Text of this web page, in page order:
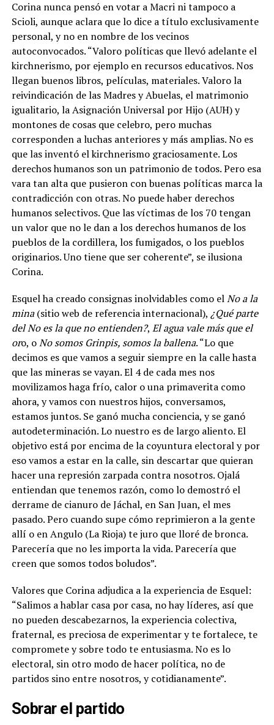
Corina nunca pensó en votar a Macri ni tampoco a
Scioli, aunque aclara que lo dice a título exclusivamente
personal, y no en nombre de los vecinos
autoconvocados. “Valoro políticas que llevó adelante el
kirchnerismo, por ejemplo en recursos educativos. Nos
llegan buenos libros, películas, materiales. Valoro la
reivindicación de las Madres y Abuelas, el matrimonio
igualitario, la Asignación Universal por Hijo (AUH) y
montones de cosas que celebro, pero muchas
corresponden a luchas anteriores y más amplias. No es
que las inventó el kirchnerismo graciosamente. Los
derechos humanos son un patrimonio de todos. Pero esa
vara tan alta que pusieron con buenas políticas marca la
contradicción con otras. No puede haber derechos
humanos selectivos. Que las víctimas de los 70 tengan
un valor que no le dan a los derechos humanos de los
pueblos de la cordillera, los fumigados, o los pueblos
originarios. Uno tiene que ser coherente”, se ilusiona
Corina.
Esquel ha creado consignas inolvidables como elNo a la
mina(sitio web de referencia internacional), ¿Qué parte
del No es la que no entienden?, El agua vale más que el
oro, oNo somos Grinpis, somos la ballena. “Lo que
decimos es que vamos a seguir siempre en la calle hasta
que las mineras se vayan. El 4 de cada mes nos
movilizamos haga frío, calor o una primaverita como
ahora, y vamos con nuestros hijos, conversamos,
estamos juntos. Se ganó mucha conciencia, y se ganó
autodeterminación. Lo nuestro es de largo aliento. El
objetivo está por encima de la coyuntura electoral y por
eso vamos a estar en la calle, sin descartar que quieran
hacer una represión zarpada contra nosotros. Ojalá
entiendan que tenemos razón, como lo demostró el
derrame de cianuro de Jáchal, en San Juan, el mes
pasado. Pero cuando supe cómo reprimieron a la gente
allí o en Angulo (La Rioja) te juro que lloré de bronca.
Parecería que no les importa la vida. Parecería que
creen que somos todos boludos”.
Valores que Corina adjudica a la experiencia de Esquel:
“Salimos a hablar casa por casa, no hay líderes, así que
no pueden descabezarnos, la experiencia colectiva,
fraternal, es preciosa de experimentar y te fortalece, te
compromete y sobre todo te entusiasma. No es lo
electoral, sin otro modo de hacer política, no de
partidos sino entre nosotros, y cotidianamente”.
Sobrar el partido